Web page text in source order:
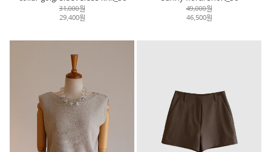
31,000원
29,400원
49,000원
46,500원